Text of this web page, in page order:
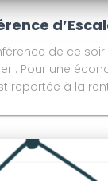
de ce
: Pour une
reportée à la